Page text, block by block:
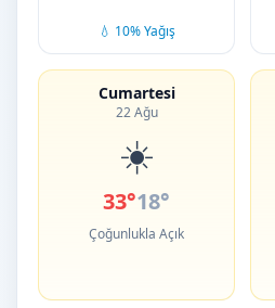
💧 10% Yağış
Cumartesi
22 Ağu
☀️
33°18°
Çoğunlukla Açık